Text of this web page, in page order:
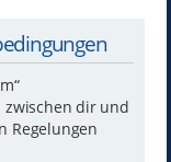
zwischen dir und
Regelungen